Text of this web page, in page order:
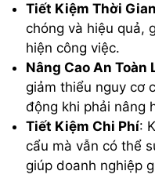
Tiết Kiệm Thời Gian
chóng và hiệu quả,
hiện công việc.
Nâng Cao An Toàn
giảm thiểu nguy cơ
động khi phải nâng
Tiết Kiệm Chi Phí:
cẩu mà vẫn có thể
giúp doanh nghiệp